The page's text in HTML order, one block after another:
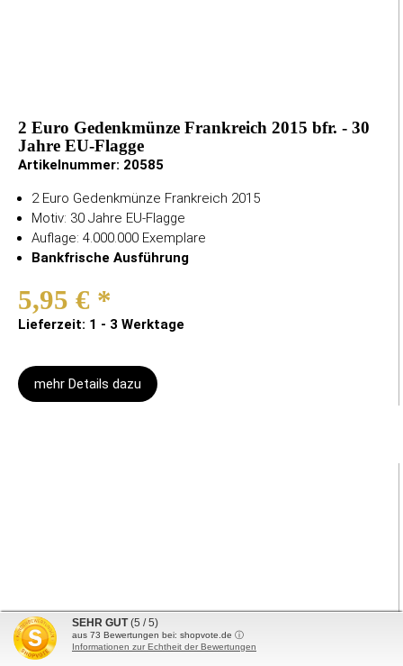
2 Euro Gedenkmünze Frankreich 2015 bfr. - 30
Jahre EU-Flagge
Artikelnummer: 20585
2 Euro Gedenkmünze Frankreich 2015
Motiv: 30 Jahre EU-Flagge
Auflage: 4.000.000 Exemplare
Bankfrische Ausführung
5,95 € *
Lieferzeit: 1 - 3 Werktage
mehr Details dazu
SEHR GUT (5 / 5)
aus 73 Bewertungen bei: shopvote.de ⓘ
Informationen zur Echtheit der Bewertungen